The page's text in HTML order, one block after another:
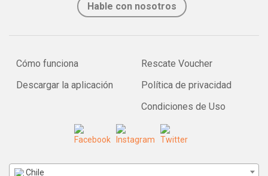
Hable con nosotros
Cómo funciona
Descargar la aplicación
Rescate Voucher
Política de privacidad
Condiciones de Uso
Chile